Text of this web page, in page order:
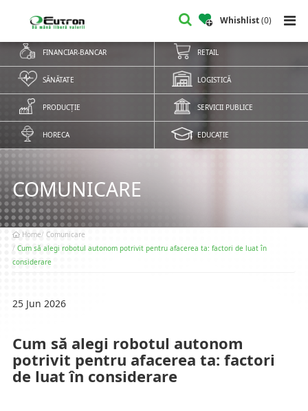
Whishlist(0)
FINANCIAR-BANCAR RETAIL
SĂNĂTATE LOGISTICĂ
PRODUCȚIE SERVICII PUBLICE
HORECA EDUCAȚIE
COMUNICARE
Home Comunicare
Cum să alegi robotul autonom potrivit pentru afacerea ta: factori de luat în
considerare
25 Jun 2026
Cum să alegi robotul autonom
potrivit pentru afacerea ta: factori
de luat în considerare